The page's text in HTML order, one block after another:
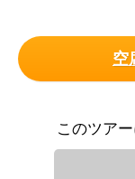
空
このツア